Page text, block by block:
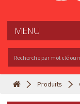
MENU
Produits